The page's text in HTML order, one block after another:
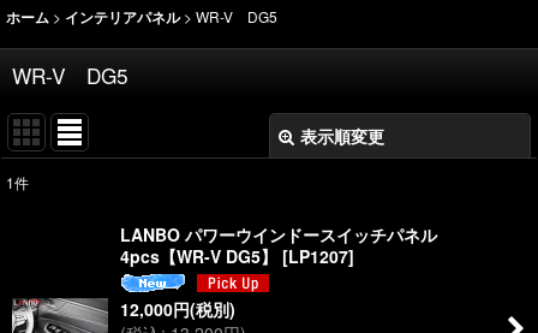
ホーム > インテリアパネル > WR-V DG5
WR-V DG5
表示順変更
1件
LANBO パワーウインドースイッチパネル
4pcs【WR-V DG5】
[LP1207]
12,000円(税別)